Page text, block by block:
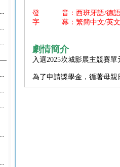
發 音：西班牙語/德語
字 幕：繁簡中文/英文
劇情簡介
入選2025坎城影展主競賽單
為了申請獎學金，循著母